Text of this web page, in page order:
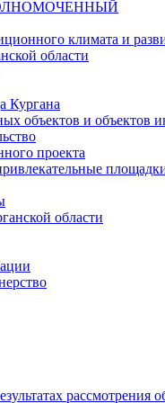
климата и
области
Кургана
объектов и объектов
проекта
области
рассмотрения